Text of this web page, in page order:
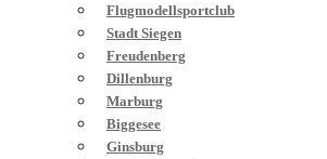
Flugmodellsportclub
Stadt Siegen
Freudenberg
Dillenburg
Marburg
Biggesee
Ginsburg